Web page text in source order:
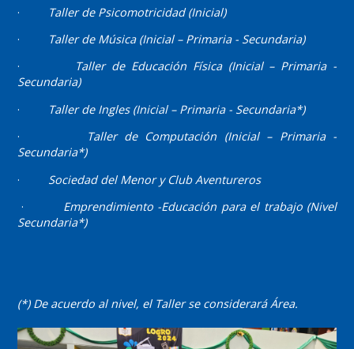
·
Taller de Psicomotricidad (Inicial)
·
Taller de Música (Inicial – Primaria - Secundaria)
· Taller de Educación Física (Inicial – Primaria -
Secundaria)
·
Taller de Ingles (Inicial – Primaria - Secundaria*)
·
Taller de Computación (Inicial – Primaria -
Secundaria*)
· Sociedad del Menor y Club Aventureros
· Emprendimiento -Educación para el trabajo (Nivel
Secundaria*)
(*) De acuerdo al nivel, el Taller se considerará Área.